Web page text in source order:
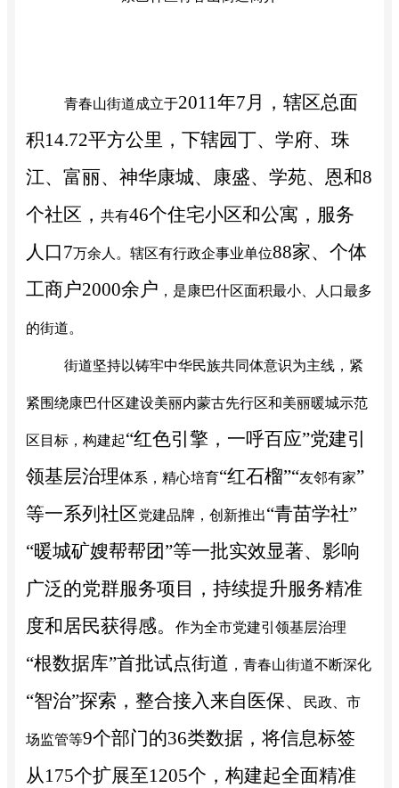
青春山街道成立于2011年7月，辖区总面
积14.72平方公里，下辖园丁、学府、珠
江、富丽、神华康城、康盛、学苑、恩和8
个社区，共有46个住宅小区和公寓，服务
人口7万余 人。辖区有行政企事业单位88家、个体
工商户2000余户 ， 是康巴什区面积最小、人口最多
的街道。
街道坚持以铸牢中华民族共同体意识为主线，紧
紧围绕康巴什区建设美丽内蒙古先行区和美丽暖城示范
区目标，构建起“红色引擎，一呼百应”党建引
领基层治理体系 ，精心培育“红石榴”“友邻有家”
等一系列社区党建品牌，创新推出“青苗学社”
“暖城矿嫂帮帮团”等一批实效显著、影响
广泛的党群服务项目，持续提升服务精准
度和居民获得感。作为全市党建引领基层治理
“根数据库”首批试点街道 ，青春山街道不断深化
“智治”探索，整合接入来自医保、 民政 、市
场监管等9个部门的36类数据，将信息标签
从175个扩展至1205个，构建起全面精准